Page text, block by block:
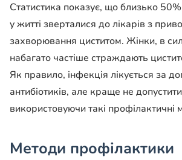
Статистика показує, що близько
у житті зверталися до лікарів з
захворювання циститом. Жінки, в
набагато частіше страждають
Як правило, інфекція лікується за
антибіотиків, але краще не
використовуючи такі профілактичні
Методи профілактики